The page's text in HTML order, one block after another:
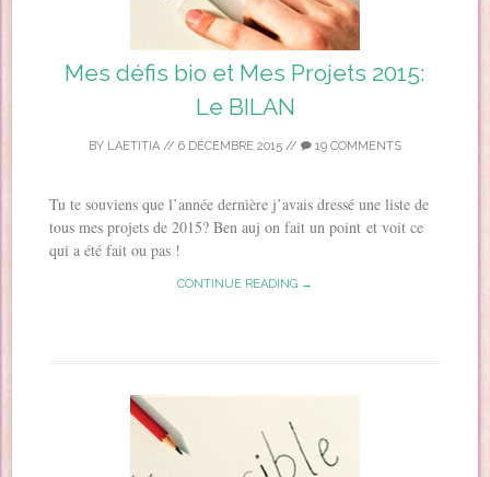
Mes défis bio et Mes Projets 2015:
Le BILAN
BY LAETITIA // 6 DÉCEMBRE 2015 // 19 COMMENTS
Tu te souviens que l’année dernière j’avais dressé une liste de
tous mes projets de 2015? Ben auj on fait un point et voit ce
qui a été fait ou pas !
CONTINUE READING →